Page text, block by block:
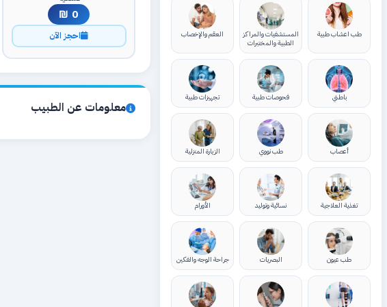
طب اعشاب طبية
المستشفيات والمراكز
الطبية والمختبرات
العقم والإخصاب
باطني فحوصات طبية تجهيزات طبية
أعصاب طب نووي الزيارة المنزلية
تغذية العلاجية نسائية وتوليد الأورام
طب عيون البصريات جراحة الوجه والفكين
0 ₪
احجز الآن
معلومات عن الطبيب